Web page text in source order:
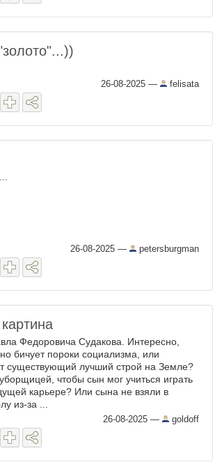
26-08-2025 — felisata
26-08-2025 — petersburgman
Федоровича Судакова. Интересно,
бичует пороки социализма, или
существующий лучший строй на Земле?
чтобы сын мог учиться играть
карьере? Или сына не взяли в
из-за ...
26-08-2025 — goldoff